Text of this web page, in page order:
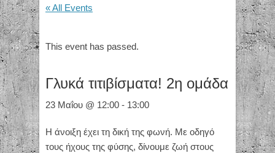
« All Events
This event has passed.
Γλυκά τιτιβίσματα! 2η ομάδα
23 Μαΐου @ 12:00 - 13:00
Η άνοιξη έχει τη δική της φωνή. Με οδηγό
τους ήχους της φύσης, δίνουμε ζωή στους